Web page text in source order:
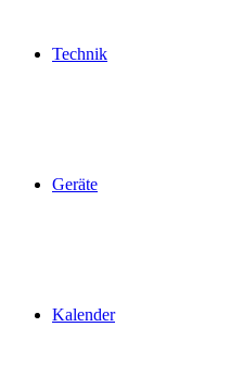
Technik
Geräte
Kalender